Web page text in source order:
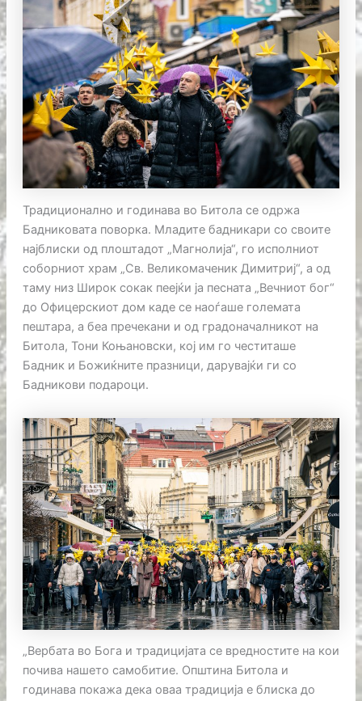
Традиционално и годинава во Битола се одржа
Бадниковата поворка. Младите бадникари со своите
најблиски од плоштадот „Магнолија“, го исполниот
соборниот храм „Св. Великомаченик Димитриј“, а од
таму низ Широк сокак пеејќи ја песната „Вечниот бог“
до Офицерскиот дом каде се наоѓаше големата
пештара, а беа пречекани и од градоначалникот на
Битола, Тони Коњановски, кој им го честиташе
Бадник и Божиќните празници, дарувајќи ги со
Бадникови подароци.
„Вербата во Бога и традицијата се вредностите на кои
почива нашето самобитие. Општина Битола и
годинава покажа дека оваа традиција е блиска до